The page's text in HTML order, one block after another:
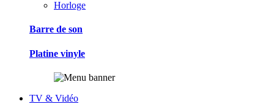
Horloge
Barre de son
Platine vinyle
TV & Vidéo